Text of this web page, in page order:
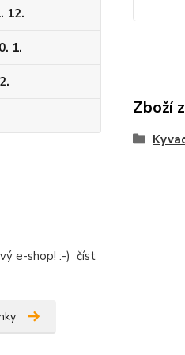
12.
1.
e-shop! :-) číst
Zboží